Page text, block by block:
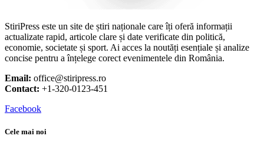
StiriPress este un site de știri naționale care îți oferă informații
actualizate rapid, articole clare și date verificate din politică,
economie, societate și sport. Ai acces la noutăți esențiale și analize
concise pentru a înțelege corect evenimentele din România.
Email: office@stiripress.ro
Contact: +1-320-0123-451
Facebook
Cele mai noi